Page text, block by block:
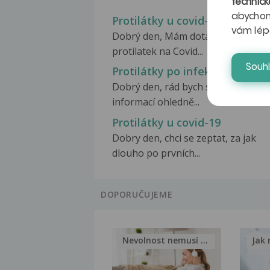
Protilátky u covid-19
Dobrý den, Mám dotaz týkající se
protilatek na Covid...
Protilátky po infekci covid-19
Dobrý den, rád bych se zeptal na
informací ohledně...
Protilátky u covid-19
Dobry den, chci se zeptat, za jak
dlouho po prvních...
DOPORUČUJEME
Nevolnost nemusí být nutnou... Jak
vám